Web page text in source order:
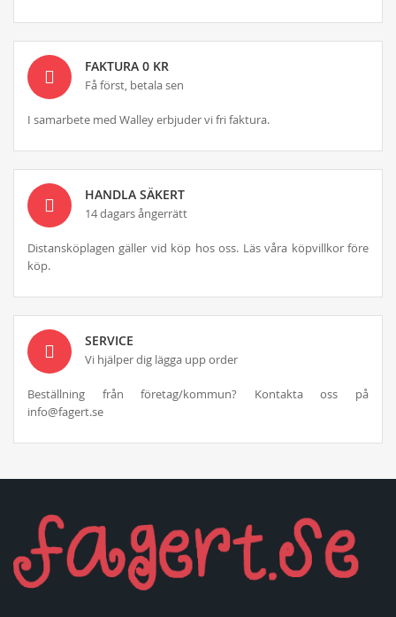
FAKTURA 0 KR
Få först, betala sen
I samarbete med Walley erbjuder vi fri faktura.
HANDLA SÄKERT
14 dagars ångerrätt
Distansköplagen gäller vid köp hos oss. Läs våra köpvillkor före
köp.
SERVICE
Vi hjälper dig lägga upp order
Beställning från företag/kommun? Kontakta oss på
info@fagert.se